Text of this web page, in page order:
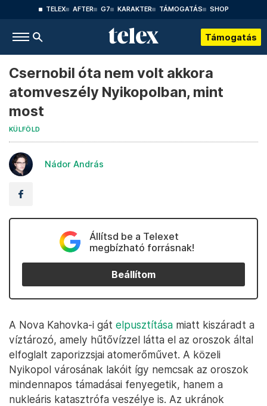
TELEX AFTER G7 KARAKTER TÁMOGATÁS SHOP
Támogatás
Csernobil óta nem volt akkora
atomveszély Nyikopolban, mint
most
KÜLFÖLD
Nádor András
Állítsd be a Telexet
megbízható forrásnak!
Beállítom
A Nova Kahovka-i gát elpusztítása miatt kiszáradt a
víztározó, amely hűtővízzel látta el az oroszok által
elfoglalt zaporizzsjai atomerőművet. A közeli
Nyikopol városának lakóit így nemcsak az oroszok
mindennapos támadásai fenyegetik, hanem a
nukleáris katasztrófa veszélye is. Az ukránok